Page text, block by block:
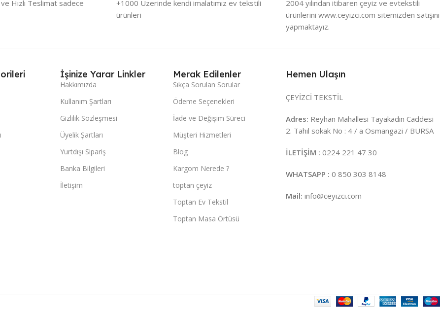
Hızlı Teslimat sadece
+1000 Üzerinde kendi imalatımız ev tekstili
ürünleri
2004 yılından itibaren çeyiz ve evtekstili
ürünlerini www.ceyizci.com sitemizden satışını
yapmaktayız.
İşinize Yarar Linkler
Hakkımızda
Kullanım Şartları
Gizlilik Sözleşmesi
Üyelik Şartları
Yurtdışı Sipariş
Banka Bilgileri
İletişim
Merak Edilenler
Sıkça Sorulan Sorular
Ödeme Seçenekleri
İade ve Değişim Süreci
Müşteri Hizmetleri
Blog
Kargom Nerede ?
toptan çeyiz
Toptan Ev Tekstil
Toptan Masa Örtüsü
Hemen Ulaşın
ÇEYİZCİ TEKSTİL
Adres: Reyhan Mahallesi Tayakadın Caddesi
2. Tahıl sokak No : 4 / a Osmangazi / BURSA
İLETİŞİM : 0224 221 47 30
WHATSAPP : 0 850 303 8148
Mail: info@ceyizci.com